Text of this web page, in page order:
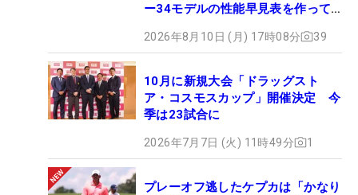
ー34モデルの性能早見表を作って
2026年8月10日 (月) 17時08分 39
10月に新規大会「ドラッグスト
ア・コスモスカップ」開催決定 今
季は23試合に
2026年7月7日 (火) 11時49分 1
プレーオフ逃したケプカは「かなり